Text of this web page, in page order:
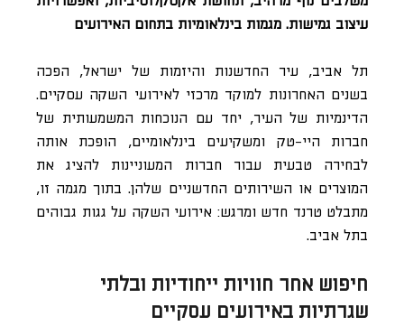
עיצוב גמישות. מגמות בינלאומיות בתחום האירועים
תל אביב, עיר החדשנות והיזמות של ישראל, הפכה
בשנים האחרונות למוקד מרכזי לאירועי השקה עסקיים.
הדינמיות של העיר, יחד עם הנוכחות המשמעותית של
חברות היי-טק ומשקיעים בינלאומיים, הופכת אותה
לבחירה טבעית עבור חברות המעוניינות להציג את
המוצרים או השירותים החדשניים שלהן. בתוך מגמה זו,
מתבלט טרנד חדש ומרגש: אירועי השקה על גגות גבוהים
בתל אביב.
חיפוש אחר חוויות ייחודיות ובלתי
שגרתיות באירועים עסקיים